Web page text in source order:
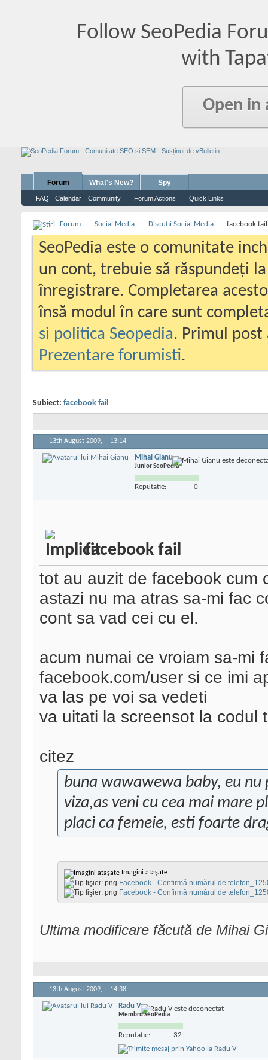
Follow SeoPedia
with
Open in
Forum
FAQ Calendar Community Forum Actions Quick Links
What's New? Spy
Forum Social Media Discutii Social Media facebook fail
SeoPedia este o comunitate
un cont, trebuie să răspundeți
înregistrare. Completarea
însă modul în care sunt
si politica Seopedia. Primul
Prezentare forumisti.
Subiect: facebook fail
13th August 2009, 13:14
Mihai Gianu
Junior SeoPedia
Reputatie: 0
facebook fail
tot au auzit de facebook cum
astazi nu ma atras sa-mi fac
cont sa vad cei cu el.
acum numai ce vroiam sa-mi
facebook.com/user si ce imi
va las pe voi sa vedeti
va uitati la screensot la codul
citez
buna wawawewa baby, eu
viza,as veni cu cea mai mare
placi ca femeie, esti foarte
Imagini atașate
Facebook - Confirmă numărul de
Facebook - Confirmă numărul de
Ultima modificare făcută de Mihai
13th August 2009, 14:38
Radu V
Membru SeoPedia
Reputatie: 32